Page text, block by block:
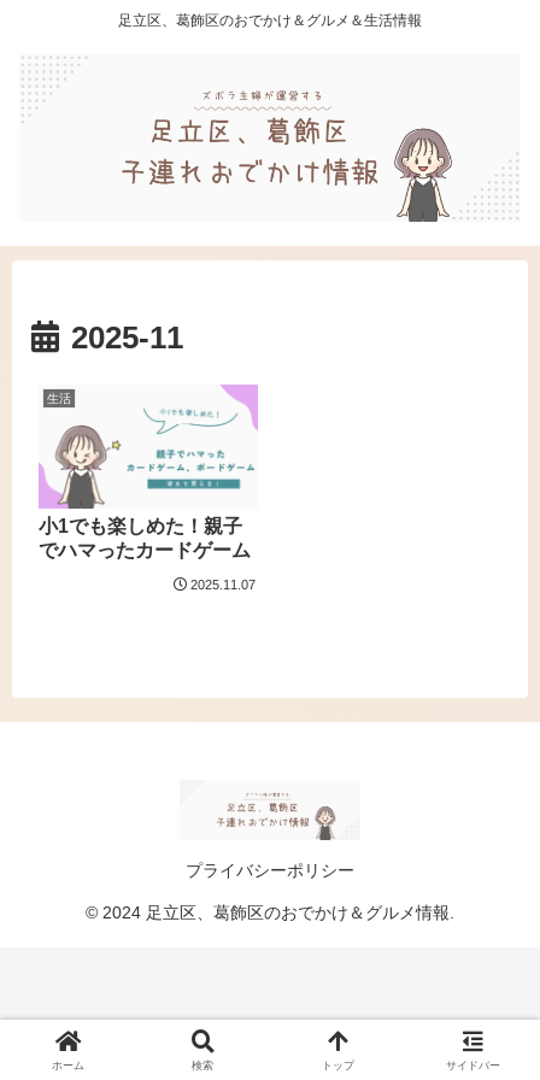
足立区、葛飾区のおでかけ＆グルメ＆生活情報
2025-11
生活
小1でも楽しめた！親子
でハマったカードゲーム
2025.11.07
プライバシーポリシー
© 2024 足立区、葛飾区のおでかけ＆グルメ情報.
ホーム 検索 トップ サイドバー